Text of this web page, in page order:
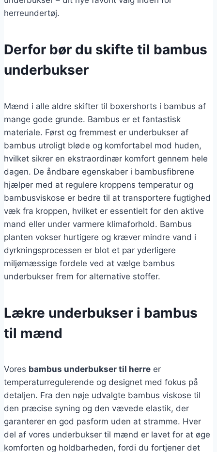
herreundertøj.
Derfor bør du skifte til bambus
underbukser
Mænd i alle aldre skifter til boxershorts i bambus af
mange gode grunde. Bambus er et fantastisk
materiale. Først og fremmest er underbukser af
bambus utroligt bløde og komfortabel mod huden,
hvilket sikrer en ekstraordinær komfort gennem hele
dagen. De åndbare egenskaber i bambusfibrene
hjælper med at regulere kroppens temperatur og
bambusviskose er bedre til at transportere fugtighed
væk fra kroppen, hvilket er essentielt for den aktive
mand eller under varmere klimaforhold. Bambus
planten vokser hurtigere og kræver mindre vand i
dyrkningsprocessen er blot et par yderligere
miljømæssige fordele ved at vælge bambus
underbukser frem for alternative stoffer.
Lækre underbukser i bambus
til mænd
Vores bambus underbukser til herre er
temperaturregulerende og designet med fokus på
detaljen. Fra den nøje udvalgte bambus viskose til
den præcise syning og den vævede elastik, der
garanterer en god pasform uden at stramme. Hver
del af vores underbukser til mænd er lavet for at øge
komforten og holdbarheden, fordi du fortjener det